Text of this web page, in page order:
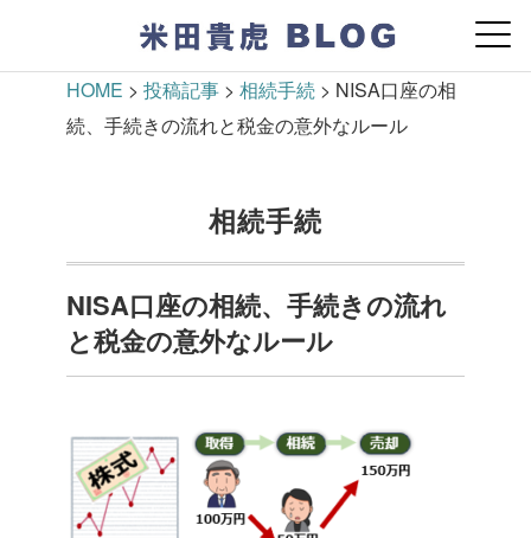
HOME > 投稿記事 > 相続手続 > NISA口座の相
続、手続きの流れと税金の意外なルール
相続手続
NISA口座の相続、手続きの流れ
と税金の意外なルール